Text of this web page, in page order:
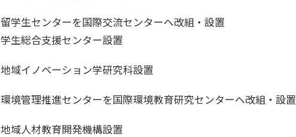
留学生センターを国際交流センターへ改組・設置
学生総合支援センター設置
地域イノベーション学研究科設置
環境管理推進センターを国際環境教育研究センターへ改組・設置
地域人材教育開発機構設置